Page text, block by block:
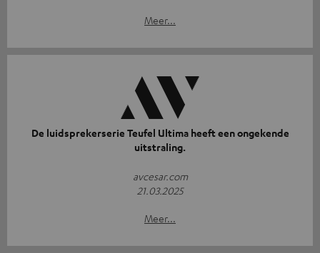
Meer...
De luidsprekerserie Teufel Ultima heeft een ongekende
uitstraling.
avcesar.com
21.03.2025
Meer...